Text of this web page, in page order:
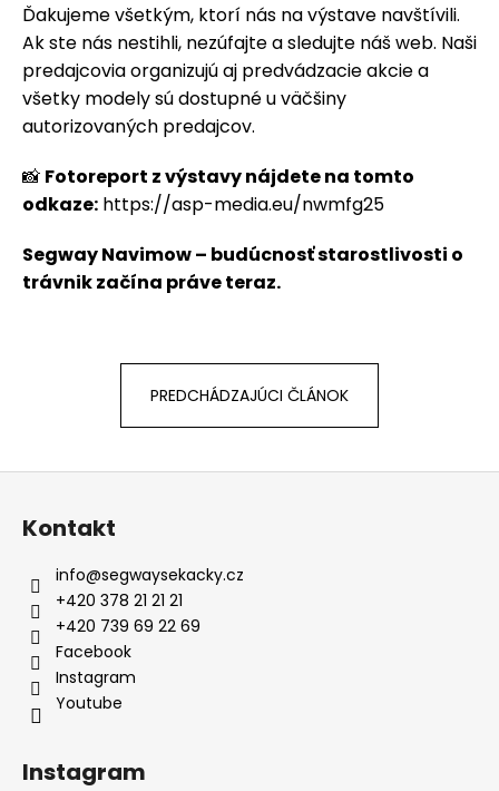
Ďakujeme všetkým, ktorí nás na výstave navštívili.
Ak ste nás nestihli, nezúfajte a sledujte nášweb. Naši
predajcovia organizujú aj predvádzacie akcie a
všetky modely sú dostupné u väčšiny
autorizovaných predajcov.
📸 Fotoreport z výstavy nájdete na tomto
odkaze: https://asp-media.eu/nwmfg25
Segway Navimow – budúcnosť starostlivosti o
trávnik začína práve teraz.
PREDCHÁDZAJÚCI ČLÁNOK
Z
Kontakt
info@segwaysekacky.cz
+420 378 21 21 21
+420 739 69 22 69
Facebook
Youtube
Instagram